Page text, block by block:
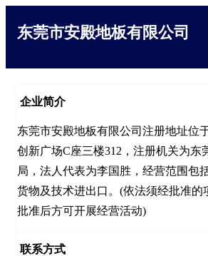
东莞市安殿地板有限公司
企业简介
东莞市安殿地板有限公司注册地址位
创新广场C座三楼312，注册机关为东
局，法人代表为李国胜，经营范围包
货物及技术进出口。(依法须经批准的
批准后方可开展经营活动)
联系方式